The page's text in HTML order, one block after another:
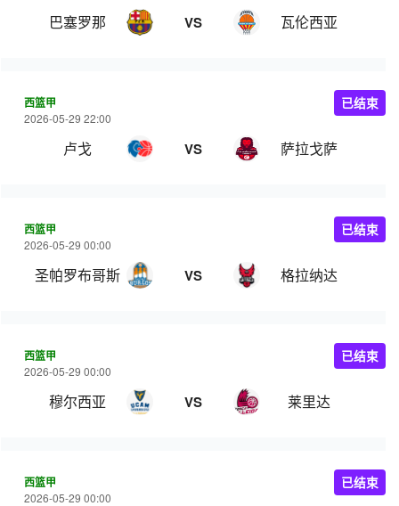
巴塞罗那 VS 瓦伦西亚
西篮甲
2026-05-29 22:00
卢戈 VS 萨拉戈萨
已结束
西篮甲
2026-05-29 00:00
圣帕罗布哥斯 VS 格拉纳达
已结束
西篮甲
2026-05-29 00:00
穆尔西亚 VS 莱里达
已结束
西篮甲
2026-05-29 00:00
已结束